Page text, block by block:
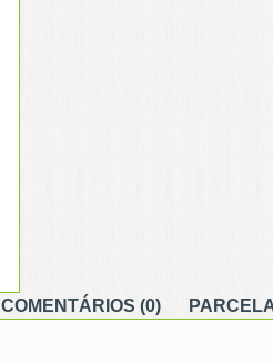
COMENTÁRIOS (0)